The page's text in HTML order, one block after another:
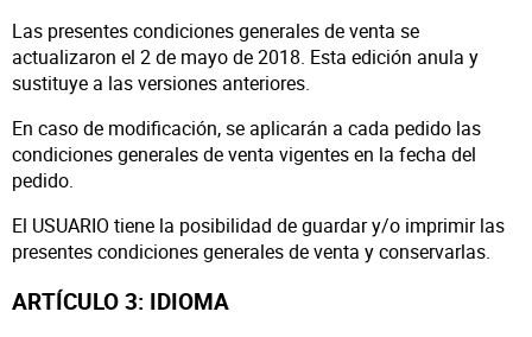
Las presentes condiciones generales de venta se
actualizaron el 2 de mayo de 2018. Esta edición anula y
sustituye a las versiones anteriores.
En caso de modificación, se aplicarán a cada pedido las
condiciones generales de venta vigentes en la fecha del
pedido.
El USUARIO tiene la posibilidad de guardar y/o imprimir las
presentes condiciones generales de venta y conservarlas.
ARTÍCULO 3: IDIOMA